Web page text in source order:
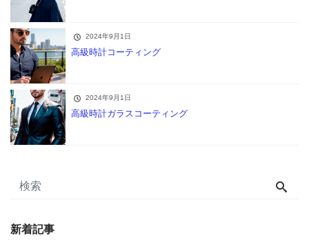
2024年9月1日
高級時計コーティング
2024年9月1日
高級時計ガラスコーティング
新着記事